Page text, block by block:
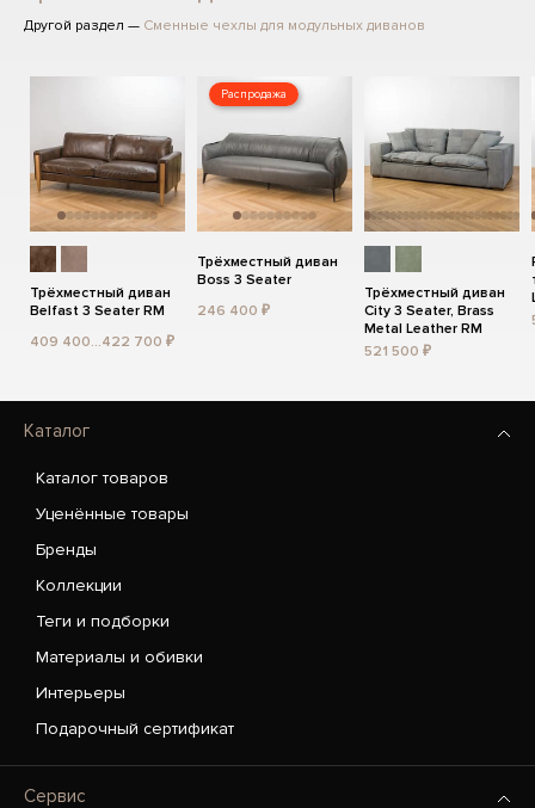
Другой раздел — Сменные чехлы для модульных диванов
Трёхместный диван
Belfast 3 Seater RM
409 400...422 700 ₽
Распродажа
Трёхместный диван
Boss 3 Seater
246 400 ₽
Трёхместный диван
City 3 Seater, Brass
Metal Leather RM
521 500 ₽
Каталог
Каталог товаров
Уценённые товары
Бренды
Коллекции
Теги и подборки
Материалы и обивки
Интерьеры
Подарочный сертификат
Сервис